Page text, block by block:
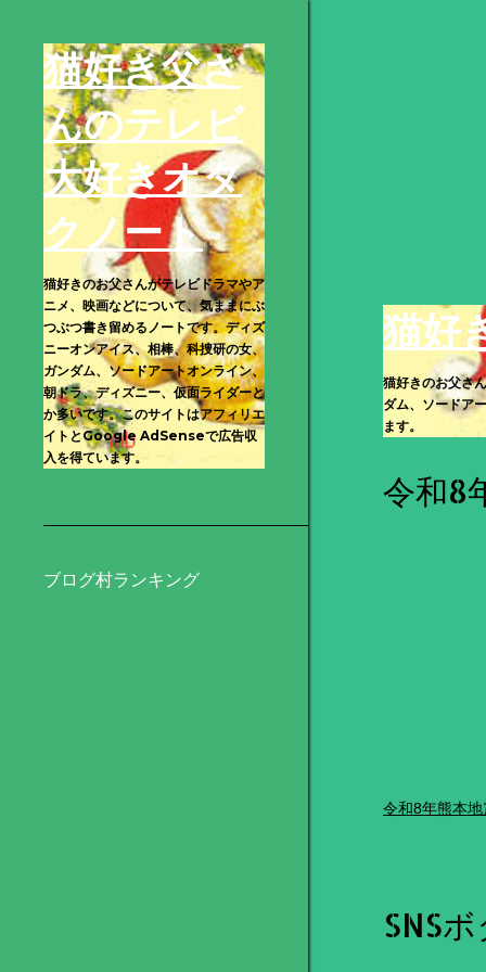
猫好
猫好きのお父さ
ダム、ソードア
ます。
令和8
令和8年熊本
SNS
猫好き父さ
んのテレビ
大好きオタ
クノート
猫好きのお父さんがテレビドラマやア
ニメ、映画などについて、気ままにぶ
つぶつ書き留めるノートです。ディズ
ニーオンアイス、相棒、科捜研の女、
ガンダム、ソードアートオンライン、
朝ドラ、ディズニー、仮面ライダーと
か多いです。このサイトはアフィリエ
イトとGoogle AdSenseで広告収
入を得ています。
ブログ村ランキング